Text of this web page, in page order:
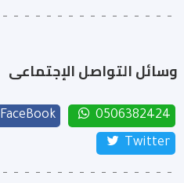
وسائل التواصل الإجتماعى
0506382424
FaceBook
Twitter